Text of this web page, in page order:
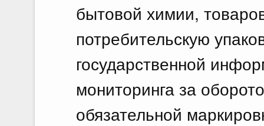
бытовой химии,
потребительскую
государственной
мониторинга за
обязательной